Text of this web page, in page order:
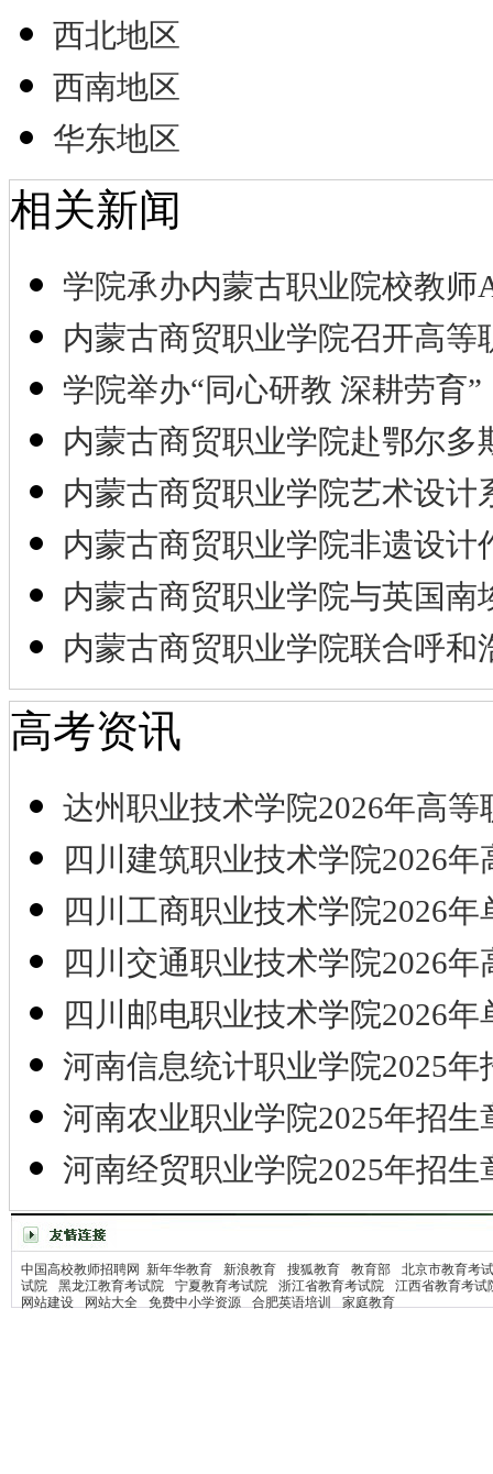
西北地区
西南地区
华东地区
相关新闻
学院承办内蒙古职业院校教师
内蒙古商贸职业学院召开高等
学院举办“同心研教 深耕劳育”
内蒙古商贸职业学院赴鄂尔多
内蒙古商贸职业学院艺术设计
内蒙古商贸职业学院非遗设计
内蒙古商贸职业学院与英国南
内蒙古商贸职业学院联合呼和
高考资讯
达州职业技术学院2026年高等
四川建筑职业技术学院2026年
四川工商职业技术学院2026年
四川交通职业技术学院2026年
四川邮电职业技术学院2026年
河南信息统计职业学院2025年
河南农业职业学院2025年招生
河南经贸职业学院2025年招生
中国高校教师招聘网 新年华教育 新浪教育 搜狐教育 教育部
北京市教育考
试院
黑龙江教育考试院 宁夏教育考试院 浙江省教育考试院
江西省教育考试
网站建设
网站大全 免费中小学资源 合肥英语培训 家庭教育